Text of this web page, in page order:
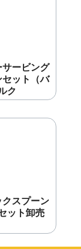
ービング
ット（バ
ク
スプーン
ット卸売